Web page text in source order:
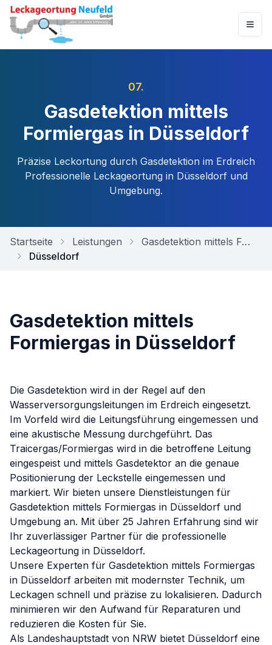
07.
Gasdetektion mittels
Formiergas in Düsseldorf
Präzise Leckortung durch Gasdetektion im Erdreich
Professionelle Leckageortung in Düsseldorfund
Umgebung.
Startseite Leistungen
Gasdetektion mittels Formiergas
Düsseldorf
Gasdetektion mittels
Formiergas in Düsseldorf
Die Gasdetektion wird in der Regel auf den
Wasserversorgungsleitungen im Erdreich eingesetzt.
Im Vorfeld wird die Leitungsführung eingemessen und
eine akustische Messung durchgeführt. Das
Traicergas/Formiergas wird in die betroffene Leitung
eingespeist und mittels Gasdetektor an die genaue
Positionierung der Leckstelle eingemessen und
markiert. Wir bieten unsere Dienstleistungen für
Gasdetektion mittels Formiergas in Düsseldorf und
Umgebung an. Mit über 25 Jahren Erfahrung sind wir
Ihr zuverlässiger Partner für die professionelle
Leckageortung in Düsseldorf.
Unsere Experten für Gasdetektion mittels Formiergas
in Düsseldorf arbeiten mit modernster Technik, um
Leckagen schnell und präzise zu lokalisieren. Dadurch
minimieren wir den Aufwand für Reparaturen und
reduzieren die Kosten für Sie.
Als Landeshauptstadt von NRW bietet Düsseldorf eine